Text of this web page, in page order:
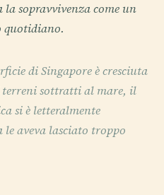
sopravvivenza come un
quotidiano.
di Singapore è cresciuta
sottratti al mare, il
si è letteralmente
aveva lasciato troppo